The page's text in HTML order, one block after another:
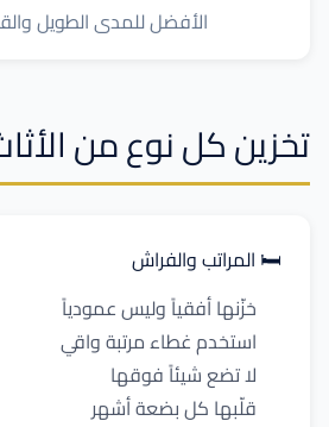
الأفضل للمدى الطويل
تخزين كل نوع من
🛏️ المراتب والفراش
خزّنها أفقياً وليس عمودياً
استخدم غطاء مرتبة واقي
لا تضع شيئاً فوقها
قلّبها كل بضعة أشهر